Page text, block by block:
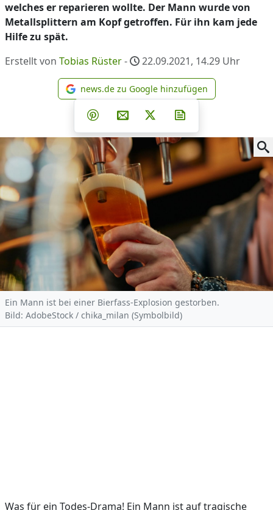
welches er reparieren wollte. Der Mann wurde von
Metallsplittern am Kopf getroffen. Für ihn kam jede
Hilfe zu spät.
Erstellt von Tobias Rüster- 22.09.2021, 14.29 Uhr
news.de zu Google
news.de zu Google hinzufügen
Teilen auf Facebook
Teilen auf Whatsapp
Teilen auf Telegram
Teilen auf Pinterest
Per E-Mail teilen
Post auf X
Ein Mann ist bei einer Bierfass-Explosion gestorben.
Bild: AdobeStock / chika_milan (Symbolbild)
Was für ein Todes-Drama! Ein Mann ist auf tragische